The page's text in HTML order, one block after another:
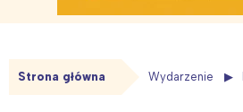
Strona główna Wydarzenie